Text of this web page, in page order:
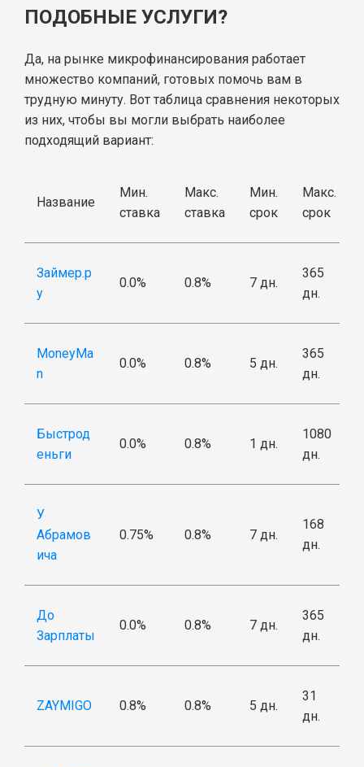
ПОДОБНЫЕ УСЛУГИ?
Да, на рынке микрофинансирования работает
множество компаний, готовых помочь вам в
трудную минуту. Вот таблица сравнения некоторых
из них, чтобы вы могли выбрать наиболее
подходящий вариант:
Название
Мин.
ставка
Макс.
ставка
Мин.
срок
Макс.
срок
Займер.р
у
0.0% 0.8% 7 дн.
365
дн.
MoneyMa
n
0.0% 0.8% 5 дн.
365
дн.
Быстрод
еньги
0.0% 0.8% 1 дн.
1080
дн.
У
Абрамов
ича
0.75% 0.8% 7 дн.
168
дн.
До
Зарплаты
0.0% 0.8% 7 дн.
365
дн.
ZAYMIGO 0.8% 0.8% 5 дн.
31
дн.